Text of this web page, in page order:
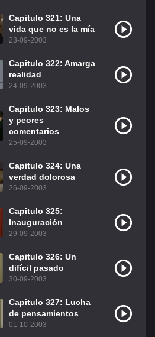
Capitulo 321: Una
vida que no es la mía
23-09-2003
Capitulo 322: Amarga
realidad
24-09-2003
Capitulo 323: Malos
y peores
comentarios
25-09-2003
Capitulo 324: Una
verdad dolorosa
26-09-2003
Capitulo 325:
Inauguración
29-09-2003
Capitulo 326: Un
difícil pasado
30-09-2003
Capitulo 327: Lucha
de pensamientos
01-10-2003